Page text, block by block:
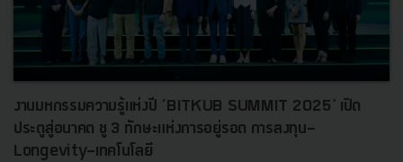
งานมหกรรมความรู้แห่งปี ‘BITKUB SUMMIT 2025' เปิด
ประตูสู่อนาคต ชู 3 ทักษะแห่งการอยู่รอด การลงทุน-
Longevity-เทคโนโลยี